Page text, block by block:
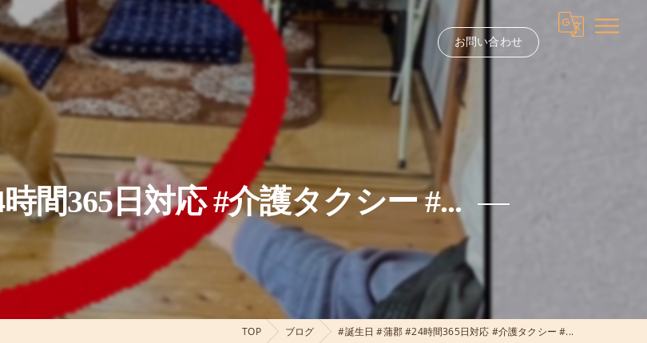
お問い合わせ
間365日対応 #介護タクシー #...
TOP ブログ #誕生日 #蒲郡 #24時間365日対応 #介護タクシー #...